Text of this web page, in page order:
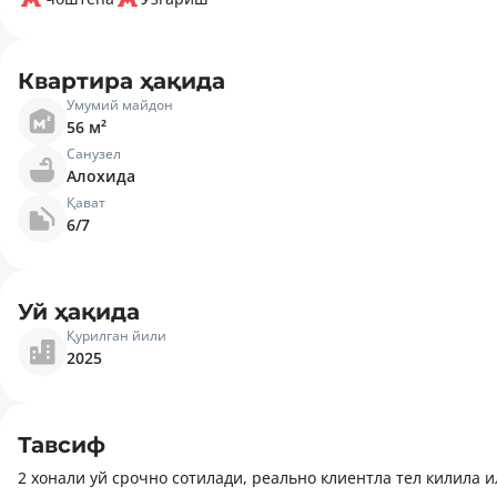
Квартира ҳақида
Умумий майдон
56 м²
Санузел
Алохида
Қават
6/7
Уй ҳақида
Қурилган йили
2025
Тавсиф
2 хонали уй срочно сотилади, реально клиентла тел килила илтимос. Уйда телвизордан бошка Хамма нарса колади. Кридитгаям бервураман. Давлат уйларимас бу,